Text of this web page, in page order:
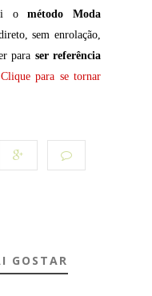
ométodo Moda
sem enrolação,
para ser referência
Clique para se tornar
GOSTAR